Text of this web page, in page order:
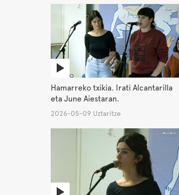
Hamarreko txikia. Irati Alcantarilla
eta June Aiestaran.
2026-05-09 Uztaritze